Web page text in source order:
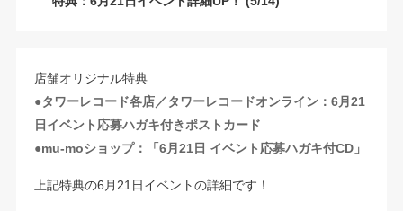
店舗オリジナル特典
●タワーレコード各店／タワーレコードオンライン：6月21
日イベント応募ハガキ付きポストカード
●mu-moショップ：「6月21日 イベント応募ハガキ付CD」
上記特典の6月21日イベントの詳細です！